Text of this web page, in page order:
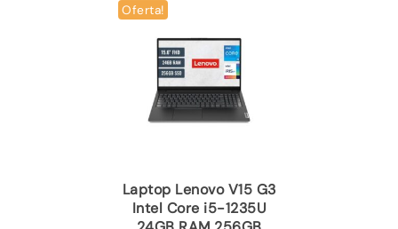
Oferta!
Laptop Lenovo V15 G3
Intel Core i5-1235U